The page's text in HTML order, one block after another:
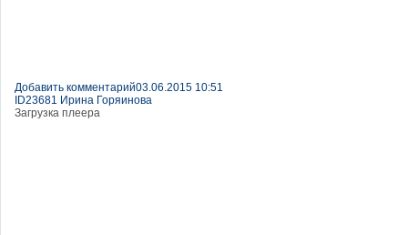
Добавить комментарий03.06.2015 10:51
ID23681 Ирина Горяинова
Загрузка плеера